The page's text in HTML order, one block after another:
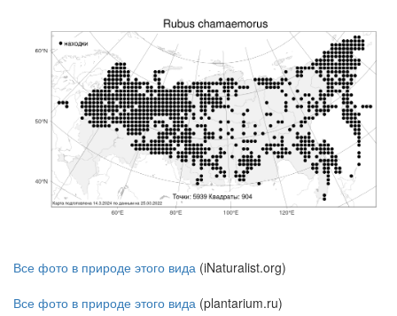
Все фото в природе этого вида (iNaturalist.org)
Все фото в природе этого вида (plantarium.ru)